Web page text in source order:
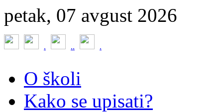
petak, 07 avgust 2026
. .. .
O školi
Kako se upisati?